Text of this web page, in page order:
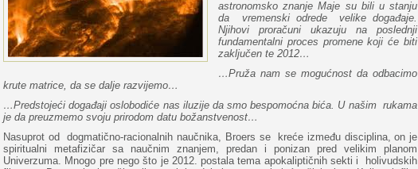
astronomsko znanje Maje su bili u stanju
da vremenski odrede velike događaje.
Njihovi proračuni ukazuju na poslednji
fundamentalni proces promene koji će biti
zaključen te 2012…
…Pruža nam se mogućnost da odbacimo
krute matrice, da se dalje razvijemo…
…Predstojeći događaji oslobodiće nas iluzije da smo bespomoćna bića. U našim rukama
je da preuzmemo svoju prirodom datu božanstvenost…
Nasuprot od dogmatično-racionalnih naučnika, Broers se kreće između disciplina, on je
spiritualni metafizičar sa naučnim znanjem, predan i ponizan pred velikim planom
Univerzuma. Mnogo pre nego što je 2012. postala tema apokaliptičnih sekti i holivudskih